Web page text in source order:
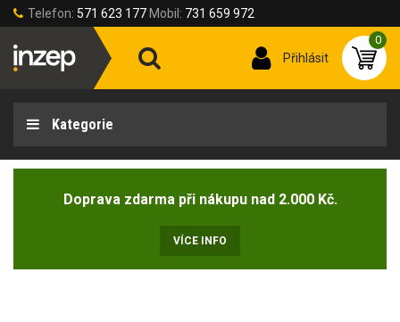
Telefon: 571 623 177 Mobil: 731 659 972
Přihlásit
0
Kategorie
Doprava zdarma při nákupu nad 2.000 Kč.
VÍCE INFO